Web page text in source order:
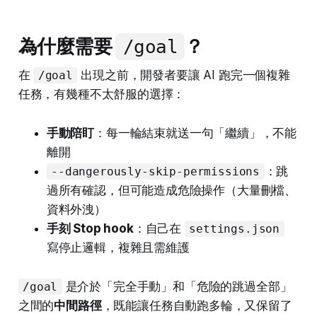
為什麼需要 /goal ？
在 /goal
出現之前，開發者要讓 AI 跑完一個複雜
任務，有幾種不太舒服的選擇：
手動陪盯：每一輪結束就送一句「繼續」，不能
離開
--dangerously-skip-permissions
：跳
過所有確認，但可能造成危險操作（大量刪檔、
資料外洩）
手刻 Stop hook：自己在 settings.json
寫停止邏輯，複雜且需維護
/goal
是介於「完全手動」和「危險的跳過全部」
之間的中間路徑，既能讓任務自動跑多輪，又保留了